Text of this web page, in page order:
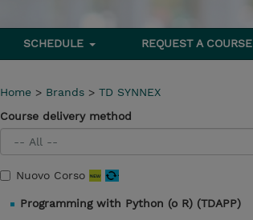
SCHEDULE REQUEST A COURSE
Home > Brands > TD SYNNEX
Course delivery method
Nuovo Corso
Programming with Python (o R) (TDAPP)